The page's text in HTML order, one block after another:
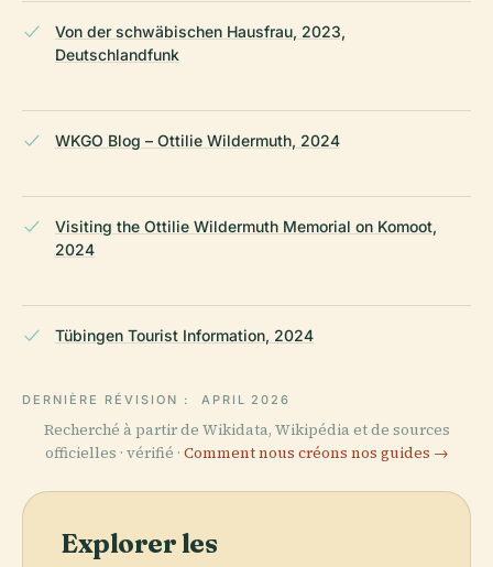
Von der schwäbischen Hausfrau, 2023,
Deutschlandfunk
WKGO Blog – Ottilie Wildermuth, 2024
Visiting the Ottilie Wildermuth Memorial on Komoot,
2024
Tübingen Tourist Information, 2024
DERNIÈRE RÉVISION : APRIL 2026
Recherché à partir de Wikidata, Wikipédia et de sources
officielles · vérifié · Comment nous créons nos guides →
Explorer les